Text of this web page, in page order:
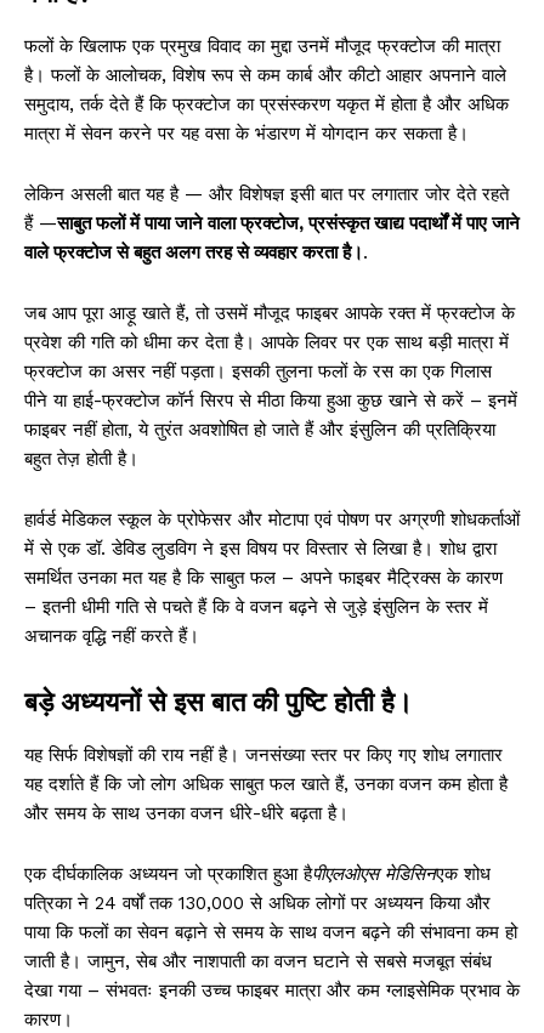
फलों के खिलाफ एक प्रमुख विवाद का मुद्दा उनमें मौजूद फ्रक्टोज की मात्रा
है। फलों के आलोचक, विशेष रूप से कम कार्ब और कीटो आहार अपनाने वाले
समुदाय, तर्क देते हैं कि फ्रक्टोज का प्रसंस्करण यकृत में होता है और अधिक
मात्रा में सेवन करने पर यह वसा के भंडारण में योगदान कर सकता है।
लेकिन असली बात यह है — और विशेषज्ञ इसी बात पर लगातार जोर देते रहते
हैं —साबुत फलों में पाया जाने वाला फ्रक्टोज, प्रसंस्कृत खाद्य पदार्थों में पाए जाने
वाले फ्रक्टोज से बहुत अलग तरह से व्यवहार करता है।.
जब आप पूरा आड़ू खाते हैं, तो उसमें मौजूद फाइबर आपके रक्त में फ्रक्टोज के
प्रवेश की गति को धीमा कर देता है। आपके लिवर पर एक साथ बड़ी मात्रा में
फ्रक्टोज का असर नहीं पड़ता। इसकी तुलना फलों के रस का एक गिलास
पीने या हाई-फ्रक्टोज कॉर्न सिरप से मीठा किया हुआ कुछ खाने से करें – इनमें
फाइबर नहीं होता, ये तुरंत अवशोषित हो जाते हैं और इंसुलिन की प्रतिक्रिया
बहुत तेज़ होती है।
हार्वर्ड मेडिकल स्कूल के प्रोफेसर और मोटापा एवं पोषण पर अग्रणी शोधकर्ताओं
में से एक डॉ. डेविड लुडविग ने इस विषय पर विस्तार से लिखा है। शोध द्वारा
समर्थित उनका मत यह है कि साबुत फल – अपने फाइबर मैट्रिक्स के कारण
– इतनी धीमी गति से पचते हैं कि वे वजन बढ़ने से जुड़े इंसुलिन के स्तर में
अचानक वृद्धि नहीं करते हैं।
बड़े अध्ययनों से इस बात की पुष्टि होती है।
यह सिर्फ विशेषज्ञों की राय नहीं है। जनसंख्या स्तर पर किए गए शोध लगातार
यह दर्शाते हैं कि जो लोग अधिक साबुत फल खाते हैं, उनका वजन कम होता है
और समय के साथ उनका वजन धीरे-धीरे बढ़ता है।
एक दीर्घकालिक अध्ययन जो प्रकाशित हुआ हैपीएलओएस मेडिसिनएक शोध
पत्रिका ने 24 वर्षों तक 130,000 से अधिक लोगों पर अध्ययन किया और
पाया कि फलों का सेवन बढ़ाने से समय के साथ वजन बढ़ने की संभावना कम हो
जाती है। जामुन, सेब और नाशपाती का वजन घटाने से सबसे मजबूत संबंध
देखा गया – संभवतः इनकी उच्च फाइबर मात्रा और कम ग्लाइसेमिक प्रभाव के
कारण।